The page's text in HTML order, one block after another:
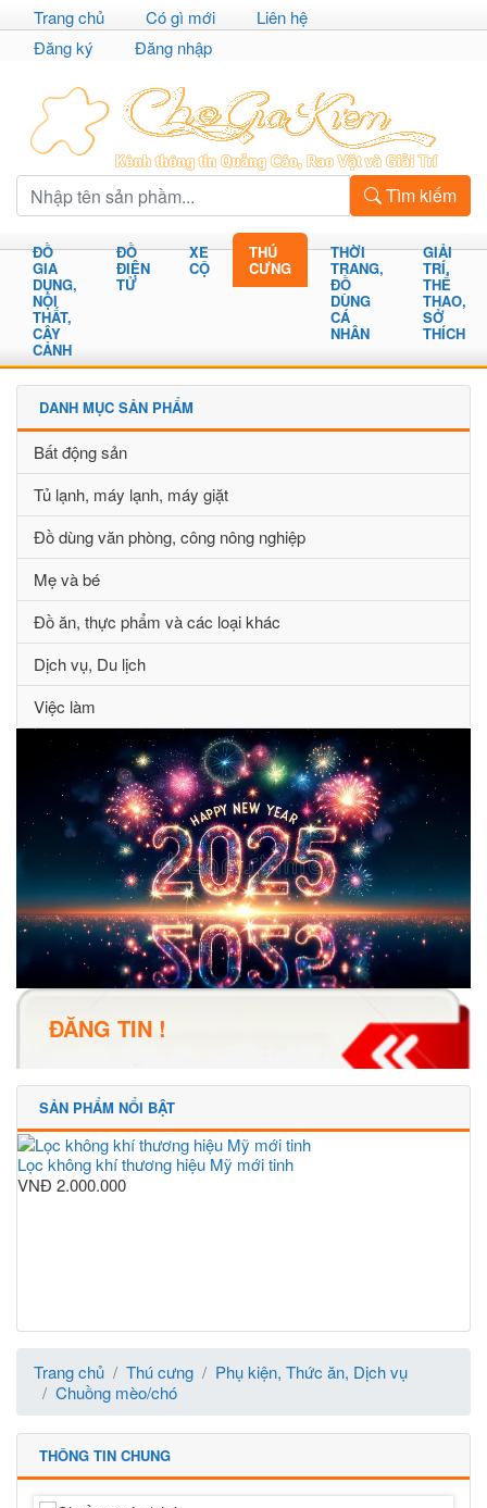
Trang chủ Có gì mới
Liên hệ
Đăng ký
Đăng nhập
Tìm kiếm
ĐỒ
GIA
DỤNG,
NỘI
THẤT,
CÂY
CẢNH
ĐỒ
ĐIỆN
TỬ
XE
CỘ
THÚ
CƯNG
THỜI
TRANG,
ĐỒ
DÙNG
CÁ
NHÂN
GIẢI
TRÍ,
THỂ
THAO,
SỞ
THÍCH
DANH MỤC SẢN PHẨM
Bất động sản
Tủ lạnh, máy lạnh, máy giặt
Đồ dùng văn phòng, công nông nghiệp
Mẹ và bé
Đồ ăn, thực phẩm và các loại khác
Dịch vụ, Du lịch
Việc làm
ĐĂNG TIN !
SẢN PHẨM NỔI BẬT
Lọc không khí thương hiệu Mỹ mới tinh
VNĐ 2.000.000
Trang chủ Thú cưng
Phụ kiện, Thức ăn, Dịch vụ
Chuồng mèo/chó
THÔNG TIN CHUNG